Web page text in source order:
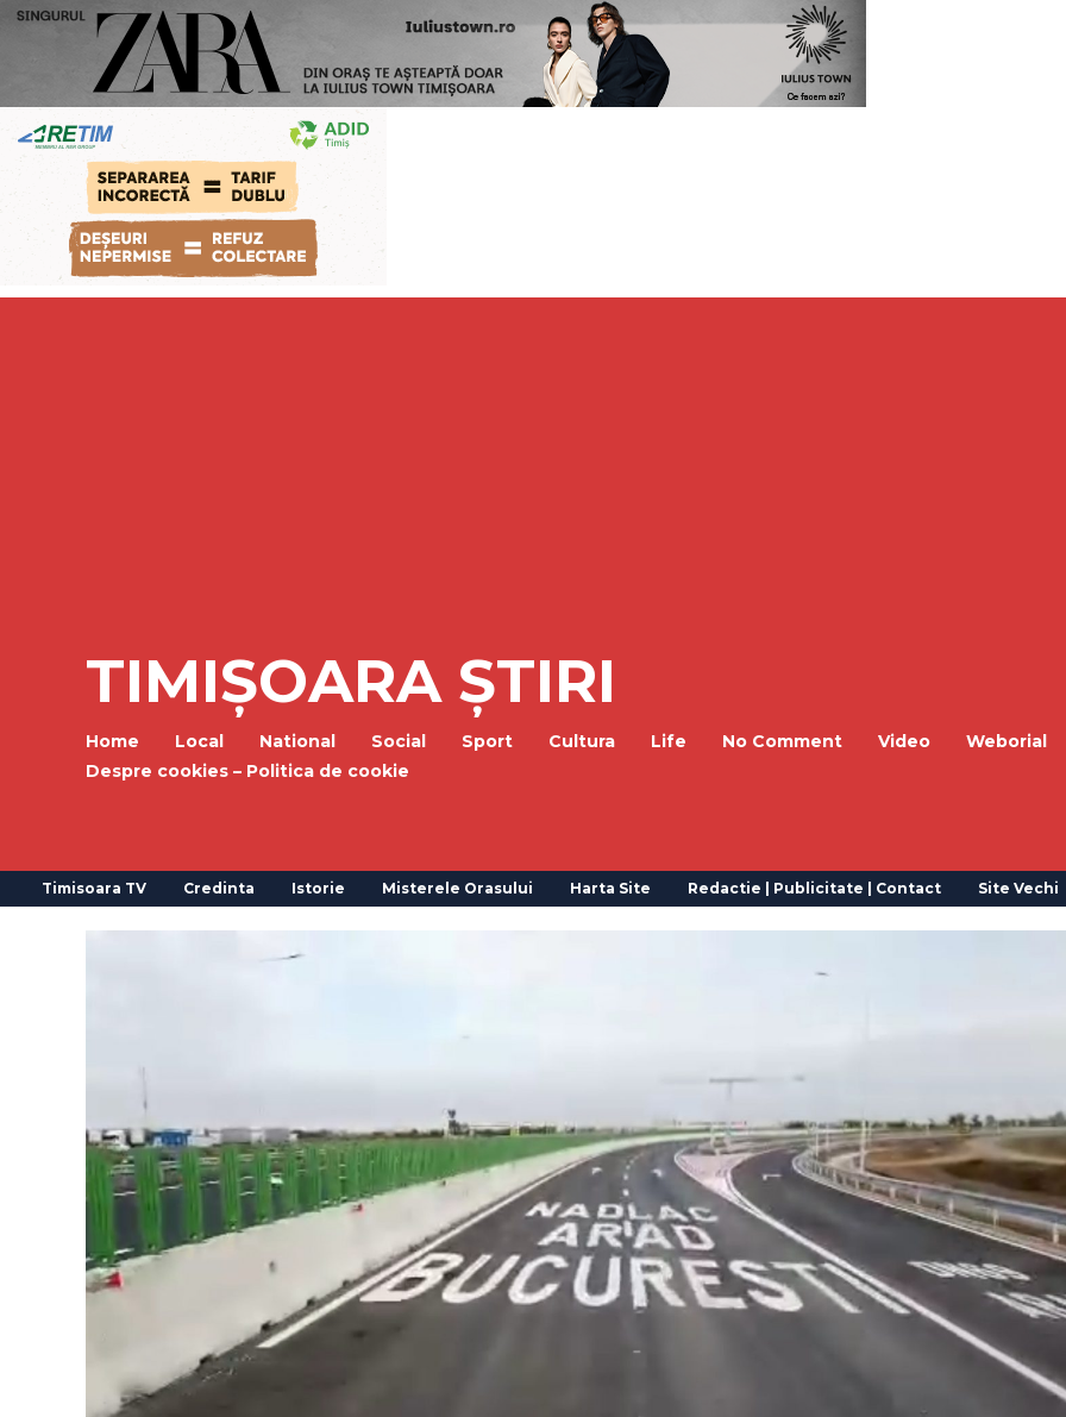
TIMIȘOARA ȘTIRI
Home Local National Social Sport Cultura Life No Comment Video Weborial
Despre cookies – Politica de cookie
Timisoara TV Credinta Istorie Misterele Orasului Harta Site Redactie | Publicitate | Contact Site Vechi